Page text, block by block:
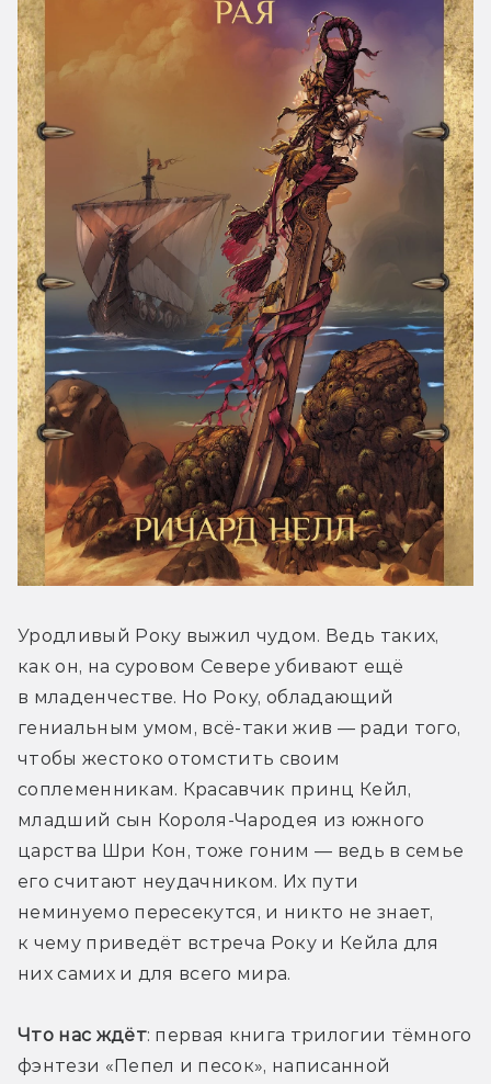
Уродливый Року выжил чудом. Ведь таких,
как он, на суровом Севере убивают ещё
в младенчестве. Но Року, обладающий
гениальным умом, всё-таки жив — ради того,
чтобы жестоко отомстить своим
соплеменникам. Красавчик принц Кейл,
младший сын Короля-Чародея из южного
царства Шри Кон, тоже гоним — ведь в семье
его считают неудачником. Их пути
неминуемо пересекутся, и никто не знает,
к чему приведёт встреча Року и Кейла для
них самих и для всего мира.
Что нас ждёт: первая книга трилогии тёмного
фэнтези «Пепел и песок», написанной